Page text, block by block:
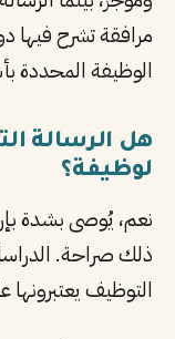
مرافقة تشرح فيها
الوظيفة
هل الرسالة
لوظيفة؟
نعم، يُوصى بشدة
التوظيف يعتبرونها